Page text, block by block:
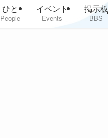
ひと
People
イベント
Events
掲示板
BBS